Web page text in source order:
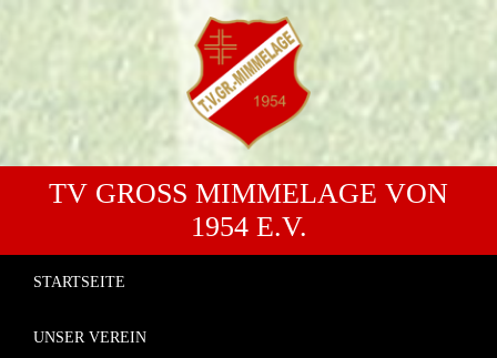
TV GROSS MIMMELAGE VON 1
954 E.V.
STARTSEITE
UNSER VEREIN